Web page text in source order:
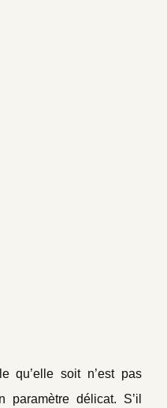
qu’elle soit n’est pas
paramètre délicat. S’il